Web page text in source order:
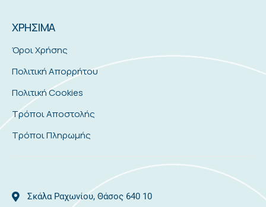
ΧΡΗΣΙΜΑ
Όροι Χρήσης
Πολιτική Απορρήτου
Πολιτική Cookies
Τρόποι Αποστολής
Τρόποι Πληρωμής
Σκάλα Ραχωνίου, Θάσος 640 10